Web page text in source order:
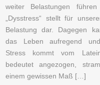
weiter Belastungen
„Dysstress“ stellt für
Belastung dar. Dagegen
das Leben aufregend
Stress kommt vom
bedeutet angezogen,
einem gewissen Maß […]